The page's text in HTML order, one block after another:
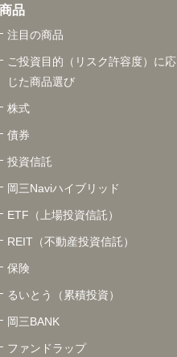
商品
注目の商品
ご投資目的（リスク許容度）に応
じた商品選び
株式
債券
投資信託
岡三Naviハイブリッド
ETF（上場投資信託）
REIT（不動産投資信託）
保険
るいとう（累積投資）
岡三BANK
ファンドラップ